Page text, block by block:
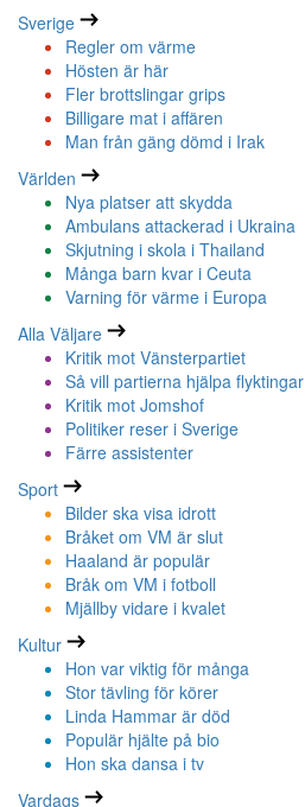
Sverige
Regler om värme
Hösten är här
Fler brottslingar grips
Billigare mat i affären
Man från gäng dömd i Irak
Världen
Nya platser att skydda
Ambulans attackerad i Ukraina
Skjutning i skola i Thailand
Många barn kvar i Ceuta
Varning för värme i Europa
Alla Väljare
Kritik mot Vänsterpartiet
Så vill partierna hjälpa flyktingar
Kritik mot Jomshof
Politiker reser i Sverige
Färre assistenter
Sport
Bilder ska visa idrott
Bråket om VM är slut
Haaland är populär
Bråk om VM i fotboll
Mjällby vidare i kvalet
Kultur
Hon var viktig för många
Stor tävling för körer
Linda Hammar är död
Populär hjälte på bio
Hon ska dansa i tv
Vardags